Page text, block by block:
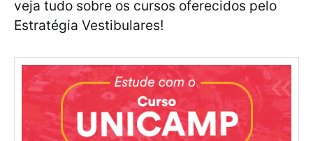
veja tudo sobre os cursos oferecidos pelo
Estratégia Vestibulares!